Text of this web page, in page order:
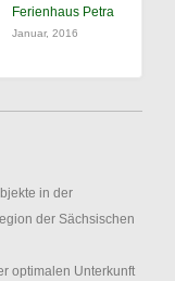
Ferienhaus Petra
Januar, 2016
in der
der Sächsischen
optimalen Unterkunft